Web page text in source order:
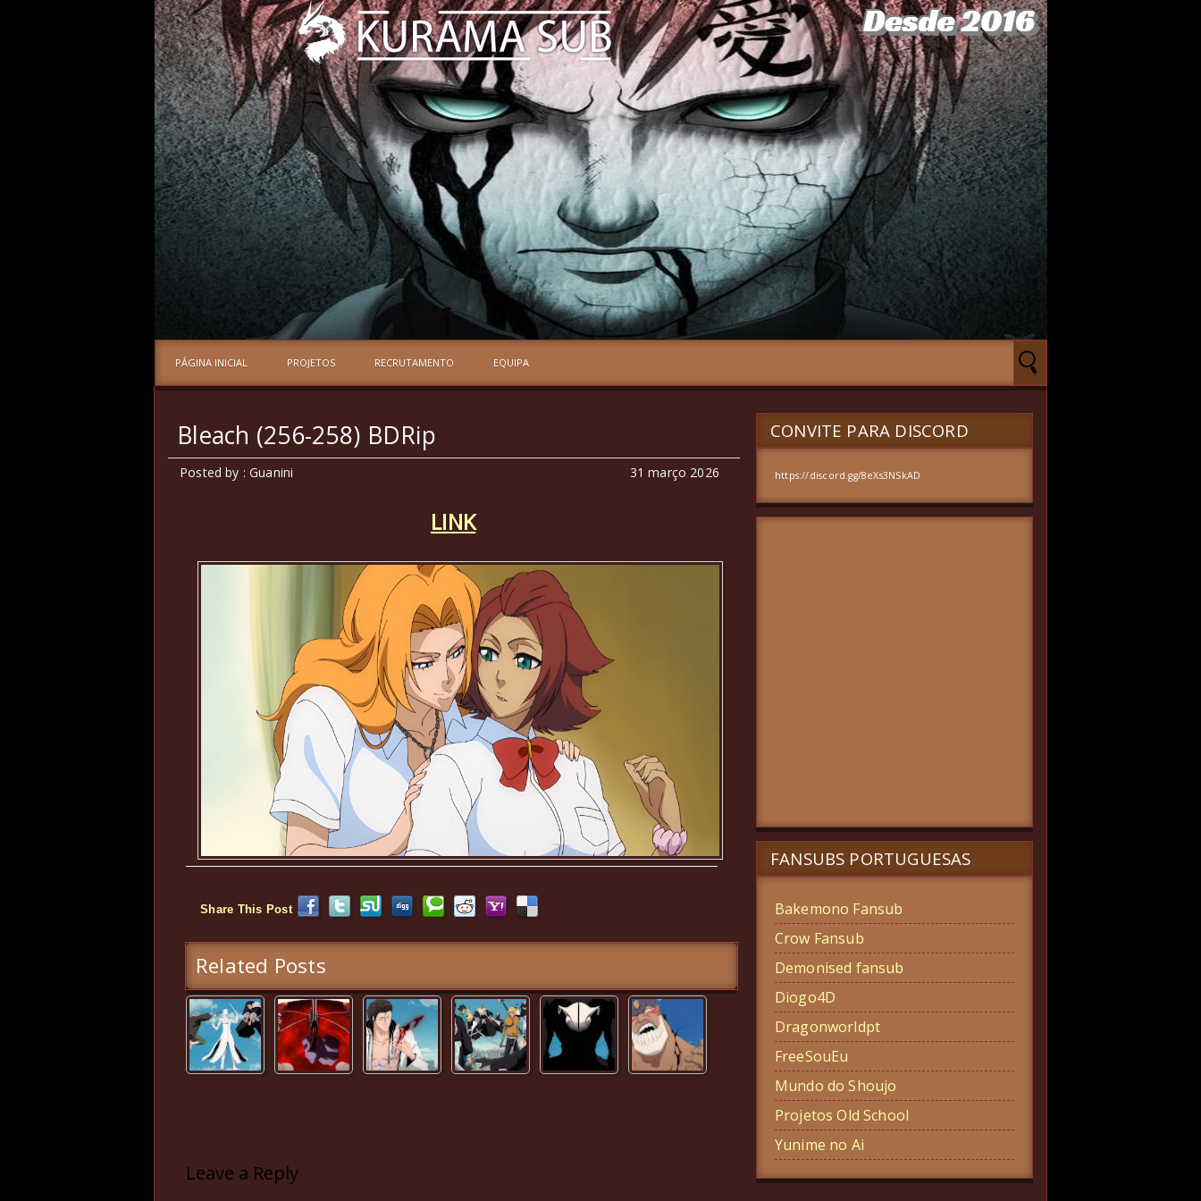
PÁGINA INICIAL PROJETOS RECRUTAMENTO EQUIPA
Bleach (256-258) BDRip
Posted by : Guanini 31 março 2026
LINK
Share This Post
Related Posts
Leave a Reply
CONVITE PARA DISCORD
https://discord.gg/8eXs3NSkAD
FANSUBS PORTUGUESAS
Bakemono Fansub
Crow Fansub
Demonised fansub
Diogo4D
Dragonworldpt
FreeSouEu
Mundo do Shoujo
Projetos Old School
Yunime no Ai